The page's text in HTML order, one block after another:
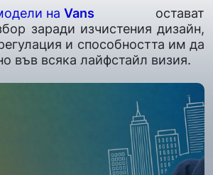
на Vans остават
заради изчистения дизайн,
и способността им да
във всяка лайфстайл визия.